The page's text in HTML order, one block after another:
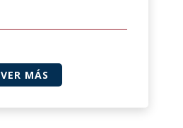
VER MÁS